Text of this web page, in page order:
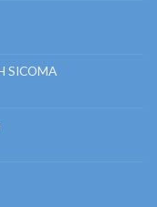
SICOMA